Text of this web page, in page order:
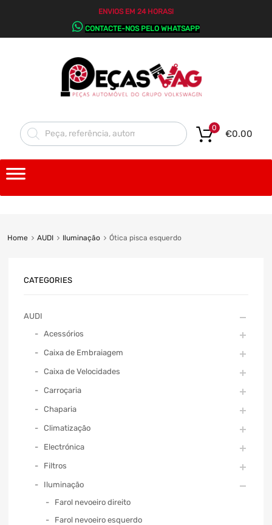
ENVIOS EM 24 HORAS!
CONTACTE-NOS PELO WHATSAPP
€0.00
0
Home AUDI Iluminação Ótica pisca esquerdo
CATEGORIES
AUDI
Acessórios
Caixa de Embraiagem
Caixa de Velocidades
Carroçaria
Chaparia
Climatização
Electrónica
Filtros
Iluminação
Farol nevoeiro direito
Farol nevoeiro esquerdo